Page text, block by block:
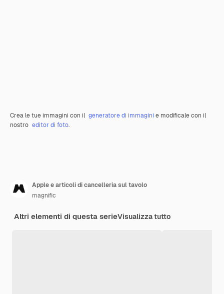
Crea le tue immagini con il generatore di immagini e modificale con il
nostro editor di foto.
Apple e articoli di cancelleria sul tavolo
magnific
Altri elementi di questa serieVisualizza tutto